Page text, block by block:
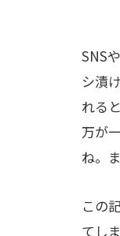
SNS
シ漬
れる
万が一
ね。
この
てし